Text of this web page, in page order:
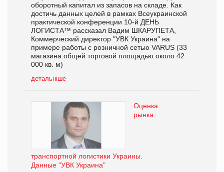
оборотный капитал из запасов на складе. Как
достичь данных целей в рамках Всеукраинской
практической конференции 10-й ДЕНЬ
ЛОГИСТА™ рассказал Вадим ШКАРУПЕТА,
Коммерческий директор "УВК Украина" на
примере работы с розничной сетью VARUS (33
магазина общей торговой площадью около 42
000 кв. м)
детальніше
Оценка
рынка
транспортной логистики Украины.
Данные "УВК Украина"